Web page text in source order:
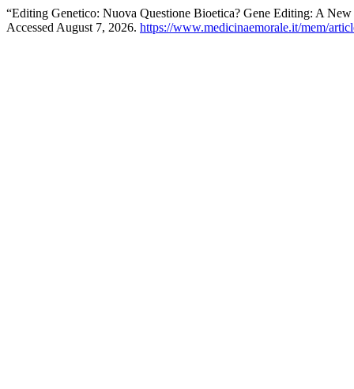
“Editing Genetico: Nuova Questione Bioetica? Gene Editing: A
Accessed August 7, 2026. https://www.medicinaemorale.it/mem/